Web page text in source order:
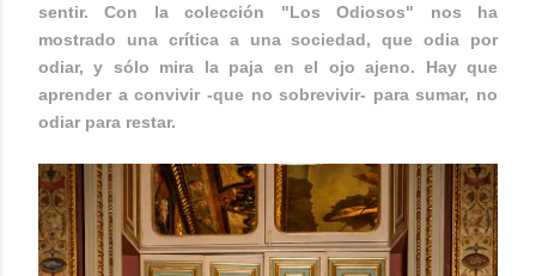
sentir. Con la colección "Los Odiosos" nos ha
mostrado una crítica a una sociedad, que odia por
odiar, y sólo mira la paja en el ojo ajeno. Hay que
aprender a convivir -que no sobrevivir- para sumar, no
odiar para restar.